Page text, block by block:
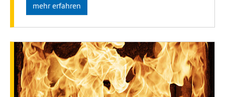
mehr erfahren